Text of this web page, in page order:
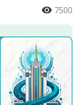
7500